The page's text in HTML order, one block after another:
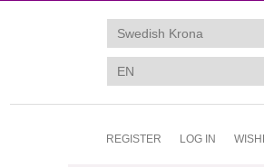
REGISTER LOG IN